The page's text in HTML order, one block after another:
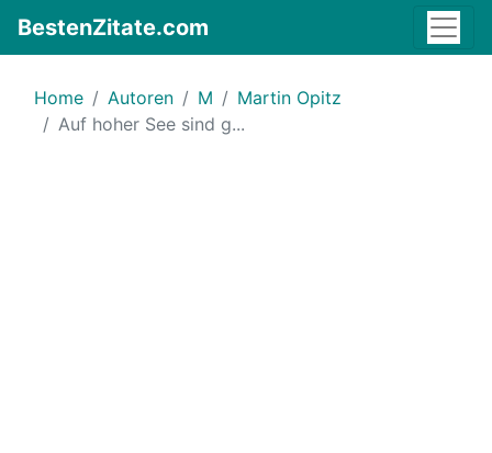
BestenZitate.com
Home Autoren M
Martin Opitz
Auf hoher See sind g...